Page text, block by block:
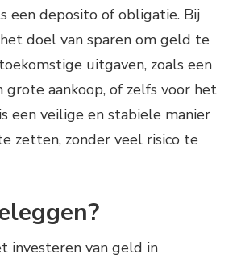
een deposito of obligatie. Bij
doel van sparen om geld te
uitgaven, zoals een
grote aankoop, of zelfs voor het
een veilige en stabiele manier
zetten, zonder veel risico te
investeren van geld in